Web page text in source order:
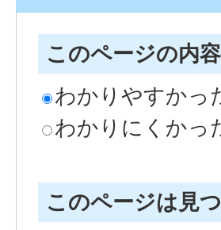
このページの内
わかりやすかっ
わかりにくかっ
このページは見